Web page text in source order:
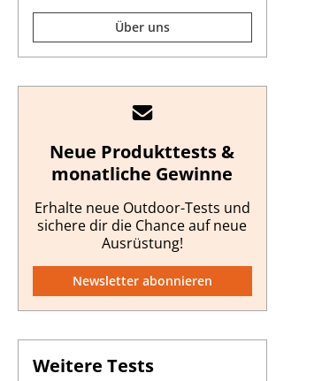
Über uns
Neue Produkttests &
monatliche Gewinne
Erhalte neue Outdoor-Tests und
sichere dir die Chance auf neue
Ausrüstung!
Newsletter abonnieren
Weitere Tests